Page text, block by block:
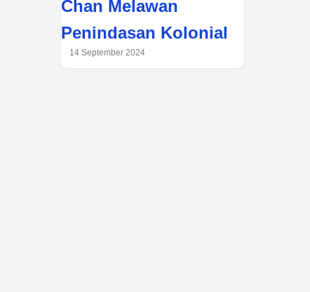
Chan Melawan
Penindasan Kolonial
14 September 2024